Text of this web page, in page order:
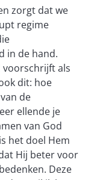
zorgt dat we
regime
in de hand.
voorschrijft als
dit: hoe
de
ellende je
van God
het doel Hem
Hij beter voor
Deze